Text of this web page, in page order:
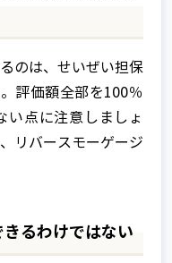
のは、せいぜい担保
評価額全部を100％
い点に注意しましょ
リバースモーゲージ
るわけではない